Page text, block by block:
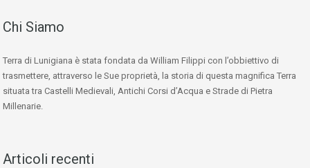
Chi Siamo
Terra di Lunigiana è stata fondata da William Filippi con l’obbiettivo di
trasmettere, attraverso le Sue proprietà, la storia di questa magnifica Terra
situata tra Castelli Medievali, Antichi Corsi d’Acqua e Strade di Pietra
Millenarie.
Articoli recenti